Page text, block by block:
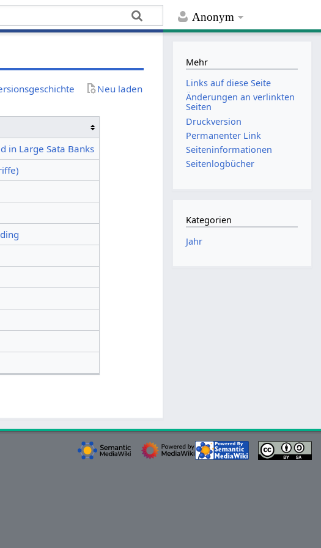
Anonym
Neu laden
in Large Sata Banks
Mehr
Links auf diese Seite
Änderungen an verlinkten
Seiten
Druckversion
Permanenter Link
Seiten­­informationen
Seitenlogbücher
Kategorien
Jahr